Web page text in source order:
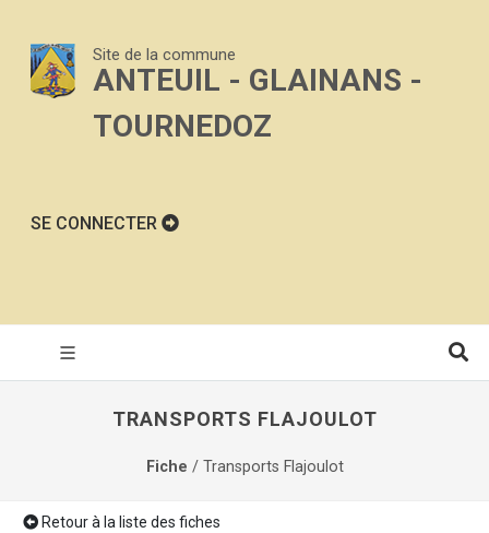
Site de la commune
ANTEUIL - GLAINANS -
TOURNEDOZ
SE CONNECTER
TRANSPORTS FLAJOULOT
Fiche / Transports Flajoulot
Retour à la liste des fiches